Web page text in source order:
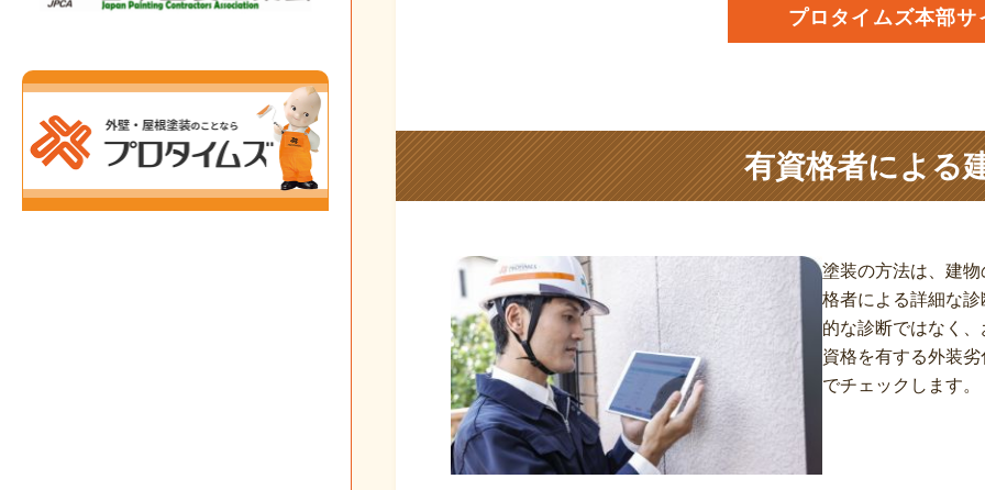
プロタイムズ本部サ
有資格者による
塗装の方法は、建
格者による詳細な
的な診断ではなく
資格を有する外装
でチェックします。